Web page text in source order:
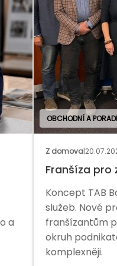
a
OBCHODNÍ A
Z domova|
Franšíza pro
Koncept TAB
služeb. Nové
franšízantům
okruh
komplexněji.